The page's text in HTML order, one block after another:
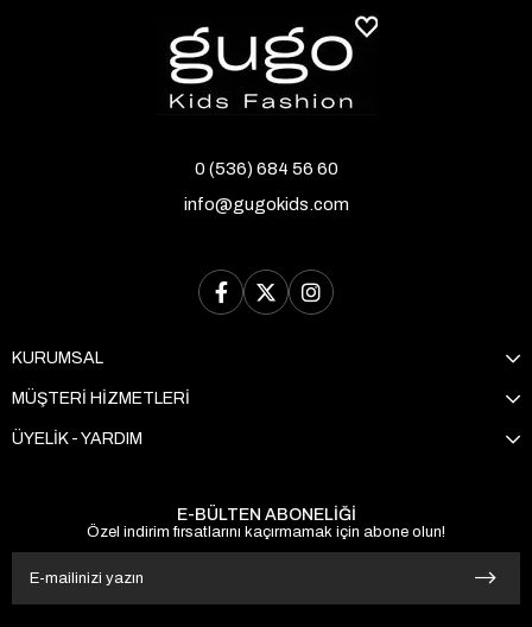
0 (536) 684 56 60
info@gugokids.com
KURUMSAL
MÜŞTERİ HİZMETLERİ
ÜYELİK - YARDIM
E-BÜLTEN ABONELİĞİ
Özel indirim fırsatlarını kaçırmamak için abone olun!